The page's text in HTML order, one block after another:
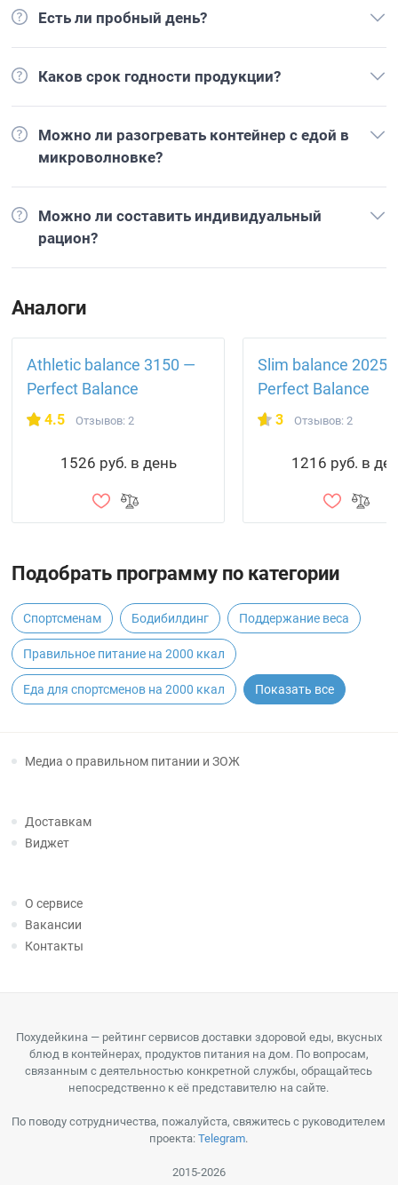
Есть ли пробный день?
Каков срок годности продукции?
Можно ли разогревать контейнер с едой в
микроволновке?
Можно ли составить индивидуальный
рацион?
Аналоги
Athletic balance 3150 —
Perfect Balance
4.5 Отзывов: 2
1526 руб. в день
Slim balance 2025
Perfect Balance
3 Отзывов: 2
1216 руб. в
Подобрать программу по категории
Спортсменам Бодибилдинг Поддержание веса
Правильное питание на 2000 ккал
Еда для спортсменов на 2000 ккал Показать все
Медиа о правильном питании и ЗОЖ
Доставкам
Виджет
О сервисе
Вакансии
Контакты
Похудейкина — рейтинг сервисов доставки здоровой еды, вкусных
блюд в контейнерах, продуктов питания на дом. По вопросам,
связанным с деятельностью конкретной службы, обращайтесь
непосредственно к её представителю на сайте.
По поводу сотрудничества, пожалуйста, свяжитесь с руководителем
проекта:Telegram.
2015-2026